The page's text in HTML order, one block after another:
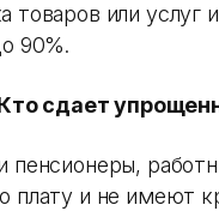
товаров или услуг
90%.
сдает
пенсионеры,
плату и не имеют